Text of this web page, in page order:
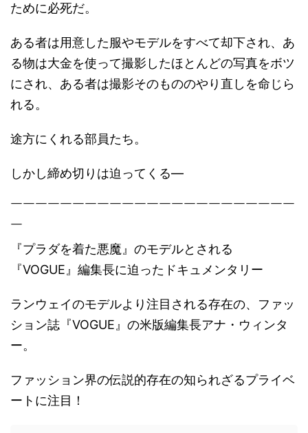
ために必死だ。
ある者は用意した服やモデルをすべて却下され、あ
る物は大金を使って撮影したほとんどの写真をボツ
にされ、ある者は撮影そのもののやり直しを命じら
れる。
途方にくれる部員たち。
しかし締め切りは迫ってくる―
￣￣￣￣￣￣￣￣￣￣￣￣￣￣￣￣￣￣￣￣￣￣￣
￣
『プラダを着た悪魔』のモデルとされる
『VOGUE』編集長に迫ったドキュメンタリー
ランウェイのモデルより注目される存在の、ファッ
ション誌『VOGUE』の米版編集長アナ・ウィンタ
ー。
ファッション界の伝説的存在の知られざるプライベ
ートに注目！